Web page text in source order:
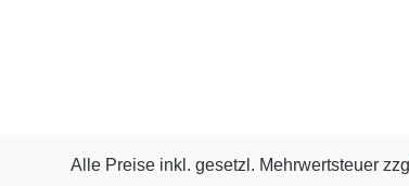
Alle Preise inkl. gesetzl. Mehrwertsteuer